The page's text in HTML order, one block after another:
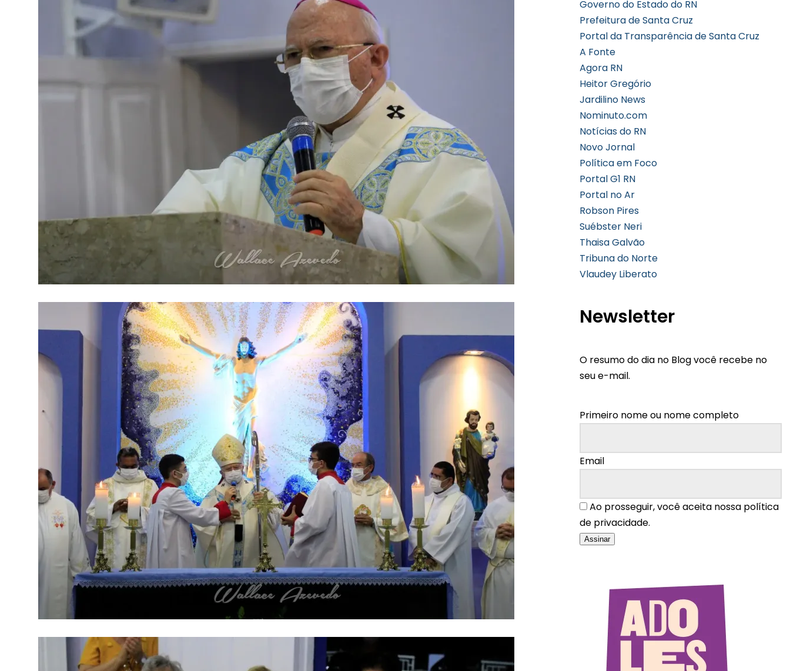
Governo do Estado do RN
Prefeitura de Santa Cruz
Portal da Transparência de Santa Cruz
A Fonte
Agora RN
Heitor Gregório
Jardilino News
Nominuto.com
Notícias do RN
Novo Jornal
Política em Foco
Portal G1 RN
Portal no Ar
Robson Pires
Suébster Neri
Thaisa Galvão
Tribuna do Norte
Vlaudey Liberato
Newsletter
O resumo do dia no Blog você recebe no
seu e-mail.
Primeiro nome ou nome completo
Email
Ao prosseguir, você aceita nossa política
de privacidade.